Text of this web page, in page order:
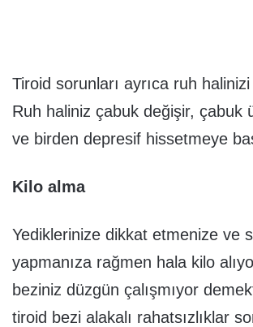
Tiroid sorunları ayrıca ruh
Ruh haliniz çabuk değişir, çabuk
ve birden depresif hissetmeye
Kilo alma
Yediklerinize dikkat etmenize ve
yapmanıza rağmen hala kilo
beziniz düzgün çalışmıyor
tiroid bezi alakalı rahatsızlıklar